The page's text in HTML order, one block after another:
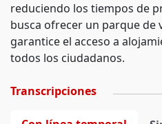
reduciendo los tiempos de
busca ofrecer un parque de
garantice el acceso a
todos los ciudadanos.
Transcripciones